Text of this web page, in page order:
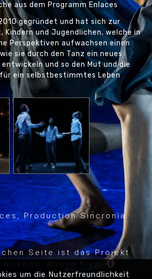
aus dem Programm Enlaces
gegründet und hat sich zur
Kindern und Jugendlichen, welche in
Perspektiven aufwachsen einen
sie durch den Tanz ein neues
und so den Mut und die
ein selbstbestimmtes Leben
Production Sincronìa
Seite ist das Projekt
Klicke hier
um die Nutzer­­freund­lich­keit